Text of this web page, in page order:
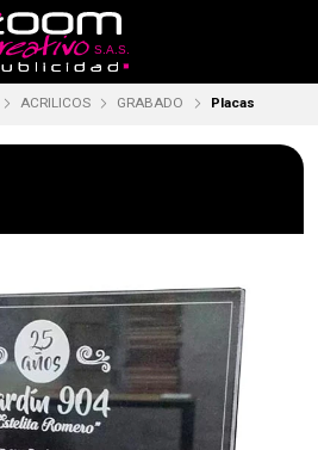
ACRILICOS GRABADO Placas